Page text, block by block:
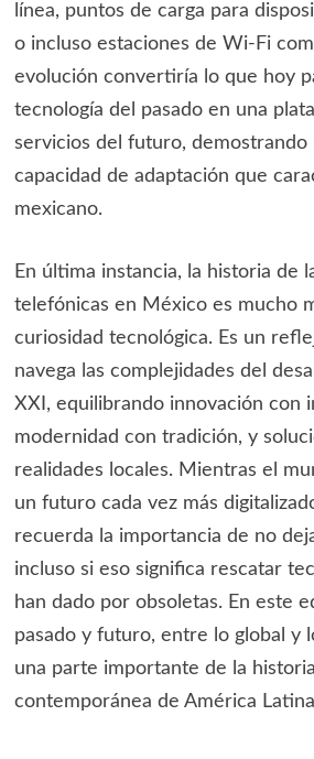
línea, puntos de carga para
o incluso estaciones de Wi-Fi
evolución convertiría lo que hoy
tecnología del pasado en una
servicios del futuro, demostrando
capacidad de adaptación que
mexicano.
En última instancia, la historia de
telefónicas en México es mucho
curiosidad tecnológica. Es un
navega las complejidades del
XXI, equilibrando innovación con
modernidad con tradición, y
realidades locales. Mientras el
un futuro cada vez más
recuerda la importancia de no
incluso si eso significa rescatar
han dado por obsoletas. En este
pasado y futuro, entre lo global y
una parte importante de la
contemporánea de América